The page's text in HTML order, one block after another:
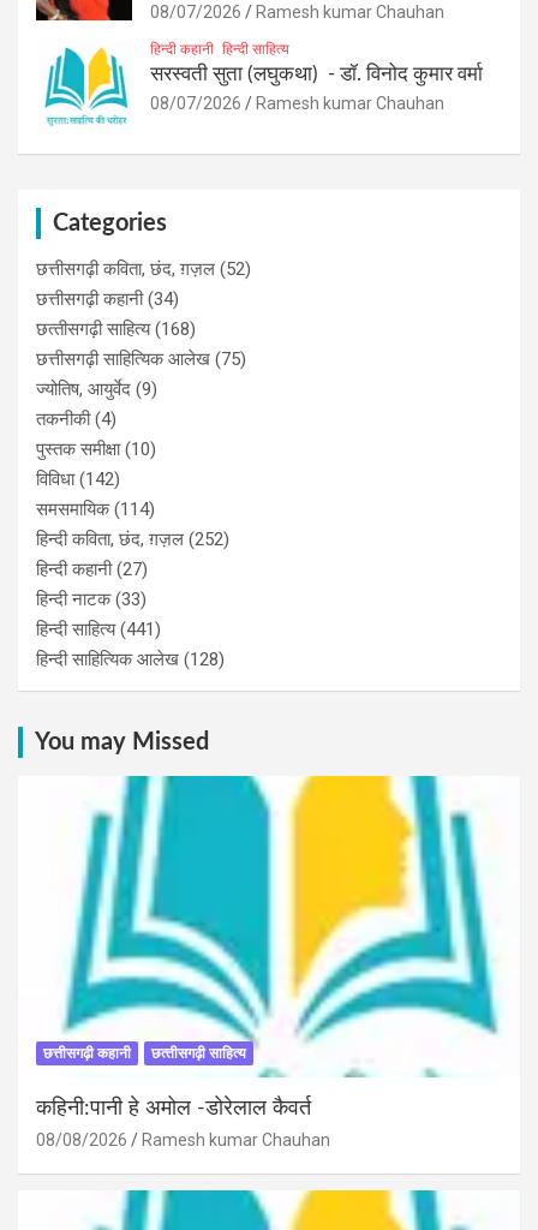
08/07/2026 Ramesh kumar Chauhan
हिन्दी कहानी हिन्दी साहित्य
सरस्वती सुता (लघुकथा) ​- डॉ. विनोद कुमार वर्मा
08/07/2026 Ramesh kumar Chauhan
Categories
छत्तीसगढ़ी कविता, छंद, ग़ज़ल (52)
छत्तीसगढ़ी कहानी(34)
छत्‍तीसगढ़ी साहित्‍य(168)
छत्तीसगढ़ी साहित्यिक आलेख (75)
ज्योतिष, आयुर्वेद (9)
तकनीकी(4)
पुस्‍तक समीक्षा(10)
विविधा(142)
समसमायिक(114)
हिन्दी कविता, छंद, ग़ज़ल (252)
हिन्दी कहानी(27)
हिन्‍दी नाटक(33)
हिन्दी साहित्य(441)
हिन्दी साहित्यिक आलेख (128)
You may Missed
छत्तीसगढ़ी कहानी छत्‍तीसगढ़ी साहित्‍य
कहिनी:पानी हे अमोल -डोरेलाल कैवर्त
08/08/2026 Ramesh kumar Chauhan